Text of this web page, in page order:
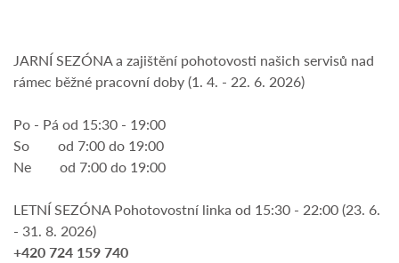
JARNÍ SEZÓNA a zajištění pohotovosti našich servisů nad
rámec běžné pracovní doby (1. 4. - 22. 6. 2026)
Po - Pá od 15:30 - 19:00
So od 7:00 do 19:00
Ne od 7:00 do 19:00
LETNÍ SEZÓNA Pohotovostní linka od 15:30 - 22:00 (23. 6.
- 31. 8. 2026)
+420 724 159 740